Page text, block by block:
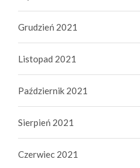
Grudzień 2021
Listopad 2021
Październik 2021
Sierpień 2021
Czerwiec 2021